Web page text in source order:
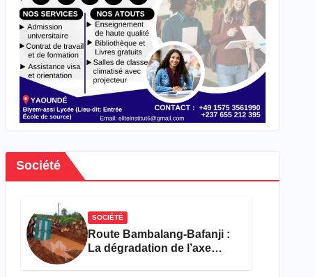
Société
SOCIÉTÉ
Route Bambalang-Bafanji :
La dégradation de l’axe